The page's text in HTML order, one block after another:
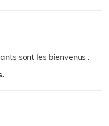
sont les bienvenus :